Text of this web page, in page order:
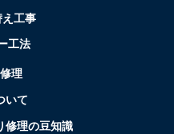
工事
工法
理
いて
修理の豆知識